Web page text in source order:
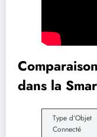
dans la
Type d’Objet
Connecté